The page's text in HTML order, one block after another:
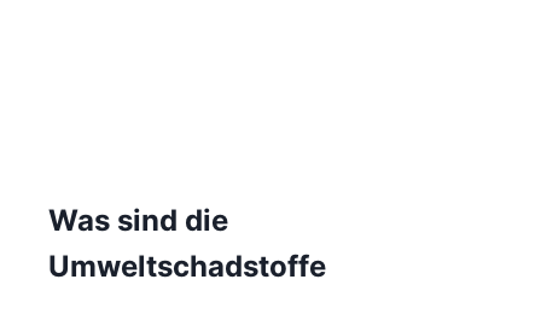
Was sind die
Umweltschadstoffe